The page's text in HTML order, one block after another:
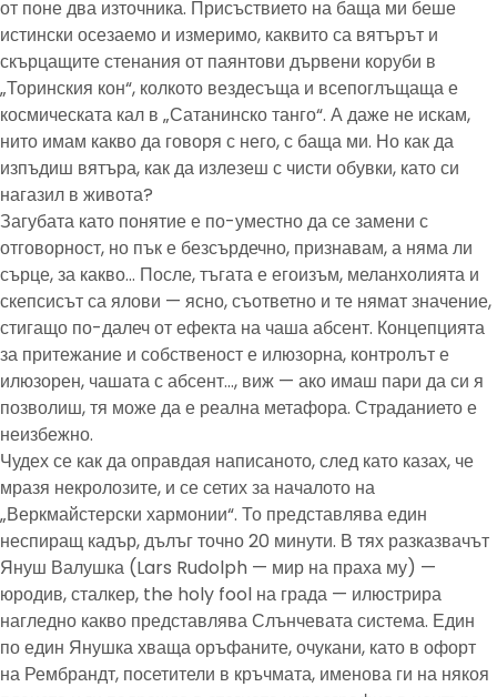
от поне два източника. Присъствието на баща ми беше
истински осезаемо и измеримо, каквито са вятърът и
скърцащите стенания от паянтови дървени коруби в
„Торинския кон“, колкото вездесъща и всепоглъщаща е
космическата кал в „Сатанинско танго“. А даже не искам,
нито имам какво да говоря с него, с баща ми. Но как да
изпъдиш вятъра, как да излезеш с чисти обувки, като си
нагазил в живота?
Загубата като понятие е по-уместно да се замени с
отговорност, но пък е безсърдечно, признавам, а няма ли
сърце, за какво… После, тъгата е егоизъм, меланхолията и
скепсисът са ялови — ясно, съответно и те нямат значение,
стигащо по-далеч от ефекта на чаша абсент. Концепцията
за притежание и собственост е илюзорна, контролът е
илюзорен, чашата с абсент…, виж — ако имаш пари да си я
позволиш, тя може да е реална метафора. Страданието е
неизбежно.
Чудех се как да оправдая написаното, след като казах, че
мразя некролозите, и се сетих за началото на
„Веркмайстерски хармонии“. То представлява един
неспиращ кадър, дълъг точно 20 минути. В тях разказвачът
Януш Валушка (Lars Rudolph — мир на праха му) —
юродив, сталкер, the holy fool на града — илюстрира
нагледно какво представлява Слънчевата система. Един
по един Янушка хваща оръфаните, очукани, като в офорт
на Рембрандт, посетители в кръчмата, именова ги на някоя